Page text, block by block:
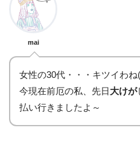
mai
女性の30代・・・キツイわね
今現在前厄の私、先日 大けが
払い行きましたよ～